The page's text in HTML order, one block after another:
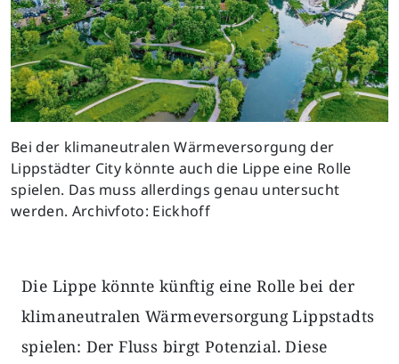
Bei der klimaneutralen Wärmeversorgung der
Lippstädter City könnte auch die Lippe eine Rolle
spielen. Das muss allerdings genau untersucht
werden. Archivfoto: Eickhoff
Die Lippe könnte künftig eine Rolle bei der
klimaneutralen Wärmeversorgung Lippstadts
spielen: Der Fluss birgt Potenzial. Diese